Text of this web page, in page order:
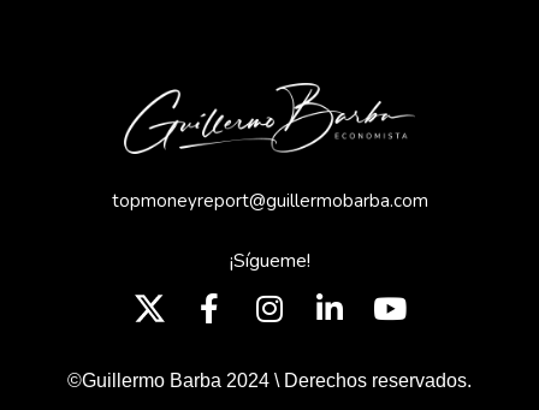
topmoneyreport@guillermobarba.com
¡Sígueme!
©Guillermo Barba 2024 \ Derechos reservados.